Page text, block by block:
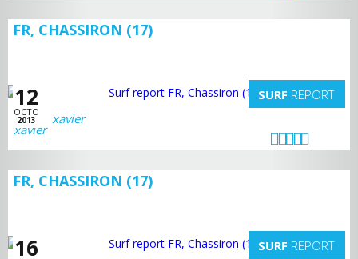
FR, CHASSIRON (17)
12
OCTO
2013
SURF REPORT
xavier
FR, CHASSIRON (17)
16 SURF REPORT